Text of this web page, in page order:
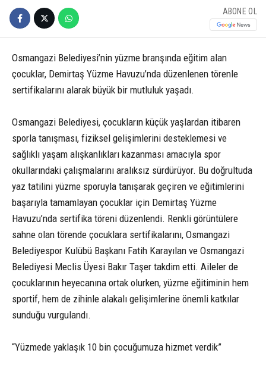
ABONE OL
Osmangazi Belediyesi’nin yüzme branşında eğitim alan
çocuklar, Demirtaş Yüzme Havuzu’nda düzenlenen törenle
sertifikalarını alarak büyük bir mutluluk yaşadı.
Osmangazi Belediyesi, çocukların küçük yaşlardan itibaren
sporla tanışması, fiziksel gelişimlerini desteklemesi ve
sağlıklı yaşam alışkanlıkları kazanması amacıyla spor
okullarındaki çalışmalarını aralıksız sürdürüyor. Bu doğrultuda
yaz tatilini yüzme sporuyla tanışarak geçiren ve eğitimlerini
başarıyla tamamlayan çocuklar için Demirtaş Yüzme
Havuzu’nda sertifika töreni düzenlendi. Renkli görüntülere
sahne olan törende çocuklara sertifikalarını, Osmangazi
Belediyespor Kulübü Başkanı Fatih Karayılan ve Osmangazi
Belediyesi Meclis Üyesi Bakır Taşer takdim etti. Aileler de
çocuklarının heyecanına ortak olurken, yüzme eğitiminin hem
sportif, hem de zihinle alakalı gelişimlerine önemli katkılar
sunduğu vurgulandı.
“Yüzmede yaklaşık 10 bin çocuğumuza hizmet verdik”